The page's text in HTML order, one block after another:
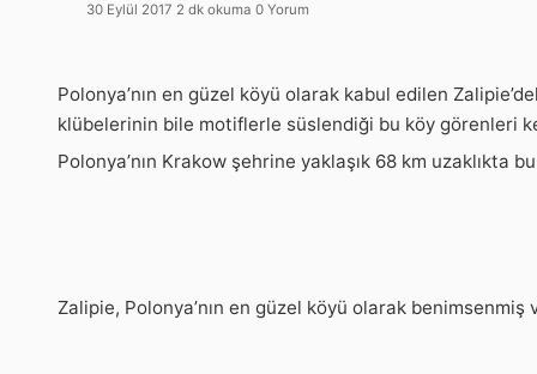
30 Eylül 2017 2 dk okuma 0 Yorum
Polonya’nın en güzel köyü olarak kabul edilen
klübelerinin bile motiflerle süslendiği bu köy görenleri
Polonya’nın Krakow şehrine yaklaşık 68 km uzaklıkta
Zalipie, Polonya’nın en güzel köyü olarak